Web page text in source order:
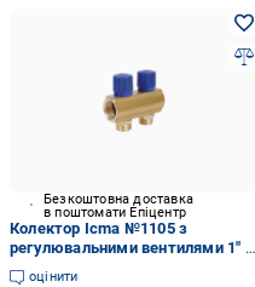
Безкоштовна доставка
в поштомати Епіцентр
Колектор Icma №1105 з
регулювальними вентилями 1" 2
виходиBlue
оцінити